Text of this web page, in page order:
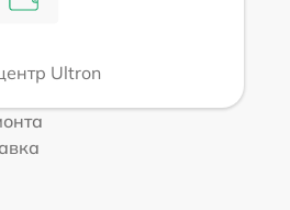
Ultron